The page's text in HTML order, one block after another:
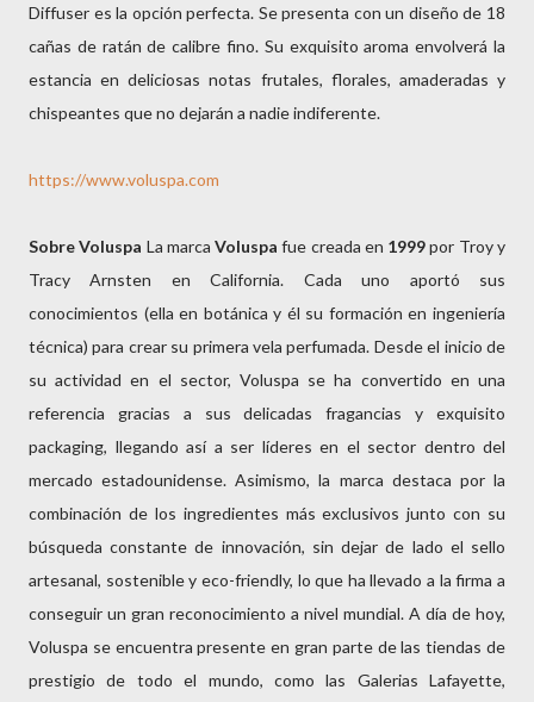
Diffuser es la opción perfecta. Se presenta con un diseño de 18
cañas de ratán de calibre fino. Su exquisito aroma envolverá la
estancia en deliciosas notas frutales, florales, amaderadas y
chispeantes que no dejarán a nadie indiferente.
https://www.voluspa.com
Sobre Voluspa La marcaVoluspa fue creada en 1999por Troy y
Tracy Arnsten en California. Cada uno aportó sus
conocimientos (ella en botánica y él su formación en ingeniería
técnica) para crear su primera vela perfumada. Desde el inicio de
su actividad en el sector, Voluspa se ha convertido en una
referencia gracias a sus delicadas fragancias y exquisito
packaging, llegando así a ser líderes en el sector dentro del
mercado estadounidense. Asimismo, la marca destaca por la
combinación de los ingredientes más exclusivos junto con su
búsqueda constante de innovación, sin dejar de lado el sello
artesanal, sostenible y eco-friendly, lo que ha llevado a la firma a
conseguir un gran reconocimiento a nivel mundial. A día de hoy,
Voluspa se encuentra presente en gran parte de las tiendas de
prestigio de todo el mundo, como las Galerias Lafayette,